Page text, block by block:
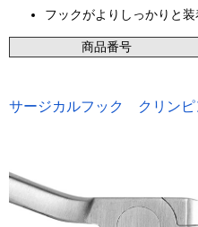
フックがよりしっかりと
商品番号
サージカルフック クリンピ